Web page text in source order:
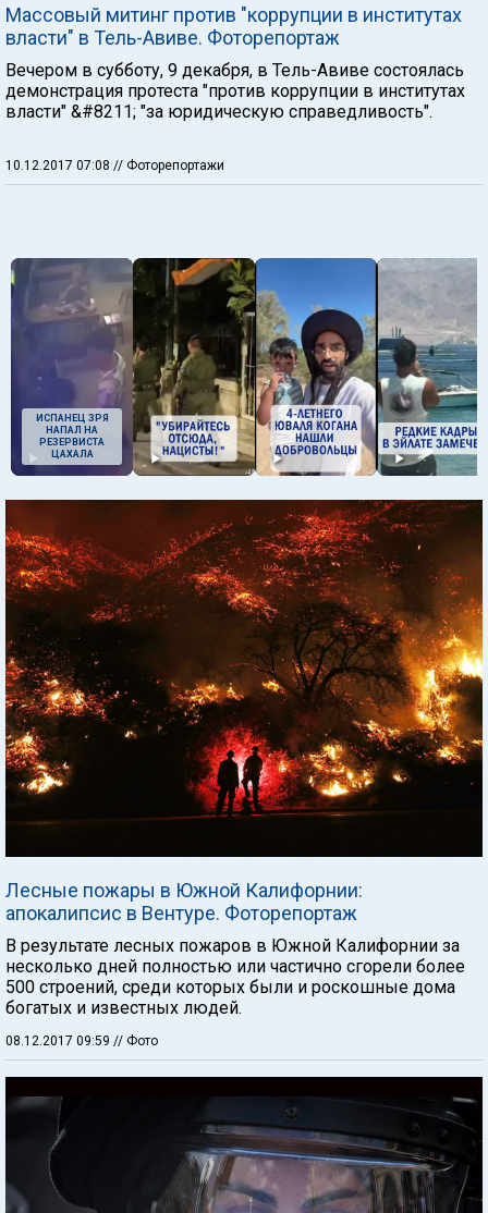
Массовый митинг против "коррупции в институтах
власти" в Тель-Авиве. Фоторепортаж
Вечером в субботу, 9 декабря, в Тель-Авиве состоялась
демонстрация протеста "против коррупции в институтах
власти" &#8211; "за юридическую справедливость".
10.12.2017 07:08 // Фоторепортажи
ИСПАНЕЦ ЗРЯ
НАПАЛ НА
РЕЗЕРВИСТА
ЦАХАЛА
Лесные пожары в Южной Калифорнии:
апокалипсис в Вентуре. Фоторепортаж
В результате лесных пожаров в Южной Калифорнии за
несколько дней полностью или частично сгорели более
500 строений, среди которых были и роскошные дома
богатых и известных людей.
08.12.2017 09:59 // Фото